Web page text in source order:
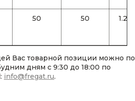
50 50 1.25
Вас товарной позиции можно по
дням с 9:30 до 18:00 по
info@fregat.ru.